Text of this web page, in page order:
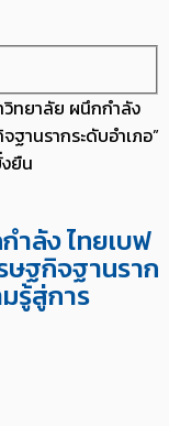
ทยาลัย ผนึกกำลัง
านรากระดับอำเภอ”
ยืน
ลัง ไทยเบฟ
ษฐกิจฐานราก
รู้สู่การ